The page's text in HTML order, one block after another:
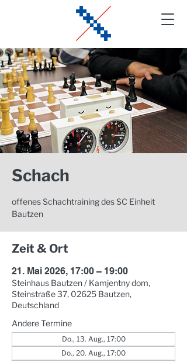
Schach
offenes Schachtraining des SC Einheit
Bautzen
Zeit & Ort
21. Mai 2026, 17:00 – 19:00
Steinhaus Bautzen / Kamjentny dom,
Steinstraße 37, 02625 Bautzen,
Deutschland
Andere Termine
Do., 13. Aug., 17:00
Do., 20. Aug., 17:00